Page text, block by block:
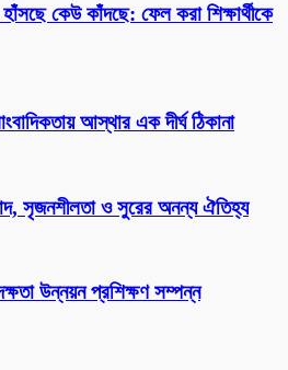
কেউ কাঁদছে: ফেল করা শিক্ষার্থীকে
আস্থার এক দীর্ঘ ঠিকানা
সৃজনশীলতা ও সুরের অনন্য ঐতিহ্য
উন্নয়ন প্রশিক্ষণ সম্পন্ন